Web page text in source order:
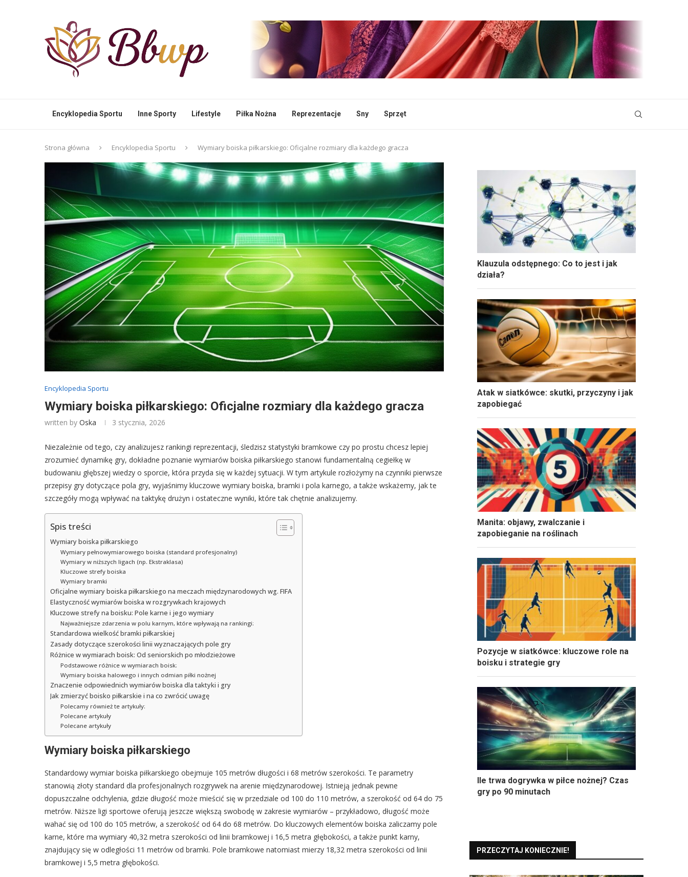
Encyklopedia Sportu Inne Sporty Lifestyle Piłka Nożna Reprezentacje Sny Sprzęt
Strona główna Encyklopedia Sportu Wymiary boiska piłkarskiego: Oficjalne rozmiary dla każdego gracza
Encyklopedia Sportu
Wymiary boiska piłkarskiego: Oficjalne rozmiary dla każdego gracza
written by Oska 3 stycznia, 2026
Niezależnie od tego, czy analizujesz rankingi reprezentacji, śledzisz statystyki bramkowe czy po prostu chcesz lepiej
zrozumieć dynamikę gry, dokładne poznanie wymiarów boiska piłkarskiego stanowi fundamentalną cegiełkę w
budowaniu głębszej wiedzy o sporcie, która przyda się w każdej sytuacji. W tym artykule rozłożymy na czynniki pierwsze
przepisy gry dotyczące pola gry, wyjaśnimy kluczowe wymiary boiska, bramki i pola karnego, a także wskażemy, jak te
szczegóły mogą wpływać na taktykę drużyn i ostateczne wyniki, które tak chętnie analizujemy.
Spis treści
Wymiary boiska piłkarskiego
Wymiary pełnowymiarowego boiska (standard profesjonalny)
Wymiary w niższych ligach (np. Ekstraklasa)
Kluczowe strefy boiska
Wymiary bramki
Oficjalne wymiary boiska piłkarskiego na meczach międzynarodowych wg. FIFA
Elastyczność wymiarów boiska w rozgrywkach krajowych
Kluczowe strefy na boisku: Pole karne i jego wymiary
Najważniejsze zdarzenia w polu karnym, które wpływają na rankingi:
Standardowa wielkość bramki piłkarskiej
Zasady dotyczące szerokości linii wyznaczających pole gry
Różnice w wymiarach boisk: Od seniorskich po młodzieżowe
Podstawowe różnice w wymiarach boisk:
Wymiary boiska halowego i innych odmian piłki nożnej
Znaczenie odpowiednich wymiarów boiska dla taktyki i gry
Jak zmierzyć boisko piłkarskie i na co zwrócić uwagę
Polecamy również te artykuły:
Polecane artykuły
Polecane artykuły
Wymiary boiska piłkarskiego
Standardowy wymiar boiska piłkarskiego obejmuje 105 metrów długości i 68 metrów szerokości. Te parametry
stanowią złoty standard dla profesjonalnych rozgrywek na arenie międzynarodowej. Istnieją jednak pewne
dopuszczalne odchylenia, gdzie długość może mieścić się w przedziale od 100 do 110 metrów, a szerokość od 64 do 75
metrów. Niższe ligi sportowe oferują jeszcze większą swobodę w zakresie wymiarów – przykładowo, długość może
wahać się od 100 do 105 metrów, a szerokość od 64 do 68 metrów. Do kluczowych elementów boiska zaliczamy pole
karne, które ma wymiary 40,32 metra szerokości od linii bramkowej i 16,5 metra głębokości, a także punkt karny,
znajdujący się w odległości 11 metrów od bramki. Pole bramkowe natomiast mierzy 18,32 metra szerokości od linii
bramkowej i 5,5 metra głębokości.
Klauzula odstępnego: Co to jest i jak
działa?
Atak w siatkówce: skutki, przyczyny i jak
zapobiegać
Manita: objawy, zwalczanie i
zapobieganie na roślinach
Pozycje w siatkówce: kluczowe role na
boisku i strategie gry
Ile trwa dogrywka w piłce nożnej? Czas
gry po 90 minutach
PRZECZYTAJ KONIECZNIE!